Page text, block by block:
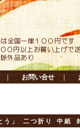
｜ お問い合せ ｜
う」 二つ折り 中紙